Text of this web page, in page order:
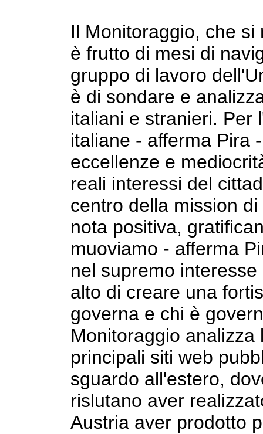
Il Monitoraggio, che
è frutto di mesi di
gruppo di lavoro
è di sondare e
italiani e stranieri. Per
italiane - afferma Pira
eccellenze e
reali interessi del
centro della mission
nota positiva,
muoviamo - afferma
nel supremo
alto di creare una
governa e chi è
Monitoraggio
principali siti web
sguardo all'estero,
rislutano aver
Austria aver prodotto